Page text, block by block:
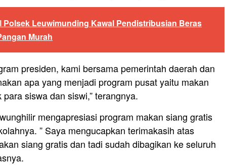
Polsek Leuwimunding Kawal Pendistribusian Beras
Murah
presiden, kami bersama pemerintah daerah dan
apa yang menjadi program pusat yaitu makan
siswa dan siswi,” terangnya.
mengapresiasi program makan siang gratis
” Saya mengucapkan terimakasih atas
siang gratis dan tadi sudah dibagikan ke seluruh